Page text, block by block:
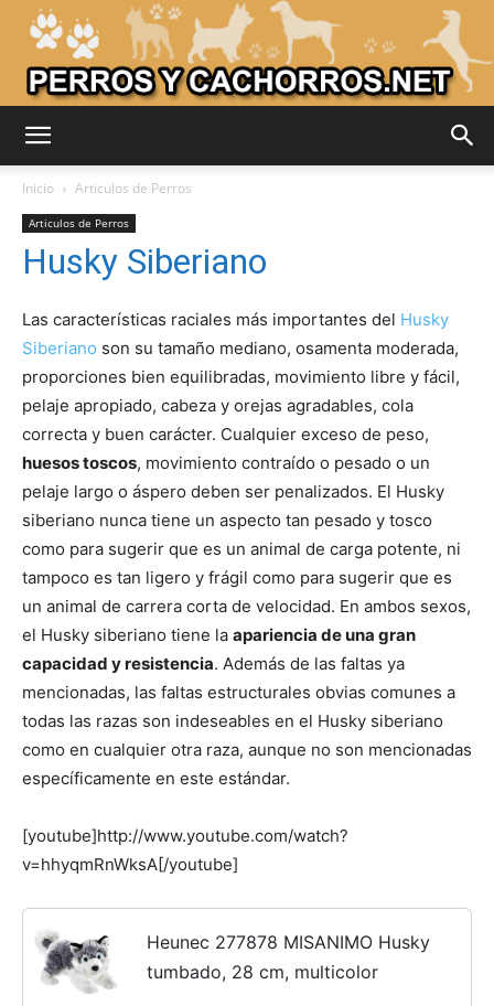
Perros
–
de
Perros
–
Fotos
de
Inicio Articulos de Perros
Articulos de Perros
Husky Siberiano
Las características raciales más importantes del Husky
Siberiano son su tamaño mediano, osamenta moderada,
proporciones bien equilibradas, movimiento libre y fácil,
pelaje apropiado, cabeza y orejas agradables, cola
correcta y buen carácter. Cualquier exceso de peso,
huesos toscos, movimiento contraído o pesado o un
pelaje largo o áspero deben ser penalizados. El Husky
siberiano nunca tiene un aspecto tan pesado y tosco
como para sugerir que es un animal de carga potente, ni
tampoco es tan ligero y frágil como para sugerir que es
un animal de carrera corta de velocidad. En ambos sexos,
el Husky siberiano tiene la apariencia de una gran
capacidad y resistencia. Además de las faltas ya
mencionadas, las faltas estructurales obvias comunes a
todas las razas son indeseables en el Husky siberiano
como en cualquier otra raza, aunque no son mencionadas
específicamente en este estándar.
[youtube]http://www.youtube.com/watch?
v=hhyqmRnWksA[/youtube]
Heunec 277878 MISANIMO Husky
tumbado, 28 cm, multicolor